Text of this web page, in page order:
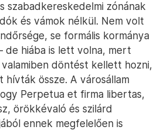
szabadkereskedelmi zónának
és vámok nélkül. Nem volt
se formális kormánya
de hiába is lett volna, mert
döntést kellett hozni,
hívták össze. A városállam
Perpetua et firma libertas,
örökkévaló és szilárd
ennek megfelelően is